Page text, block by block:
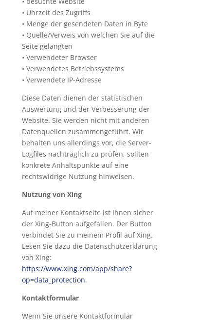
• Uhrzeit des Zugriffs
• Menge der gesendeten Daten in Byte
• Quelle/Verweis von welchen Sie auf die
Seite gelangten
• Verwendeter Browser
• Verwendetes Betriebssystems
• Verwendete IP-Adresse
Diese Daten dienen der statistischen
Auswertung und der Verbesserung der
Website. Sie werden nicht mit anderen
Datenquellen zusammengeführt. Wir
behalten uns allerdings vor, die Server-
Logfiles nachträglich zu prüfen, sollten
konkrete Anhaltspunkte auf eine
rechtswidrige Nutzung hinweisen.
Nutzung von Xing
Auf meiner Kontaktseite ist Ihnen sicher
der Xing-Button aufgefallen. Der Button
verbindet Sie zu meinem Profil auf Xing.
Lesen Sie dazu die Datenschutzerklärung
von Xing:
https://www.xing.com/app/share?
op=data_protection.
Kontaktformular
Wenn Sie unsere Kontaktformular